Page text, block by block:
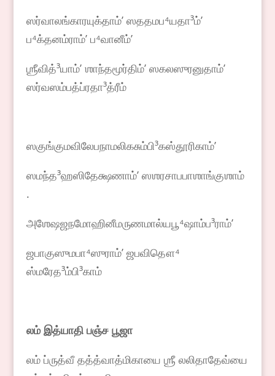
ஸர்வாலங்காரயுக்தாம்ʼ ஸததமப⁴யதா³ம்ʼ
ப⁴க்தனம்ராம்ʼ ப⁴வானீம்ʼ
ஶ்ரீவித்³யாம்ʼ ஶாந்தமூர்திம்ʼ ஸகலஸுரனுதாம்ʼ
ஸர்வஸம்பத்ப்ரதா³த்ரீம்
ஸகுங்குமவிலேபநாமலிகசும்பி³கஸ்தூரிகாம்ʼ
ஸமந்த³ஹஸிதேக்ஷணாம்ʼ ஸஶரசாபபாஶாங்குஶாம்
.
அஶேஷஜநமோஹினீமருணமால்யபூ⁴ஷாம்ப³ராம்ʼ
ஜபாகுஸுமபா⁴ஸுராம்ʼ ஜபவிதௌ⁴
ஸ்மரேத³ம்பி³காம்
லம் இத்யாதி பஞ்ச பூஜா
லம் ப்ருத்வீ தத்த்வாத்மிகாயை ஶ்ரீ லலிதாதேவ்யை